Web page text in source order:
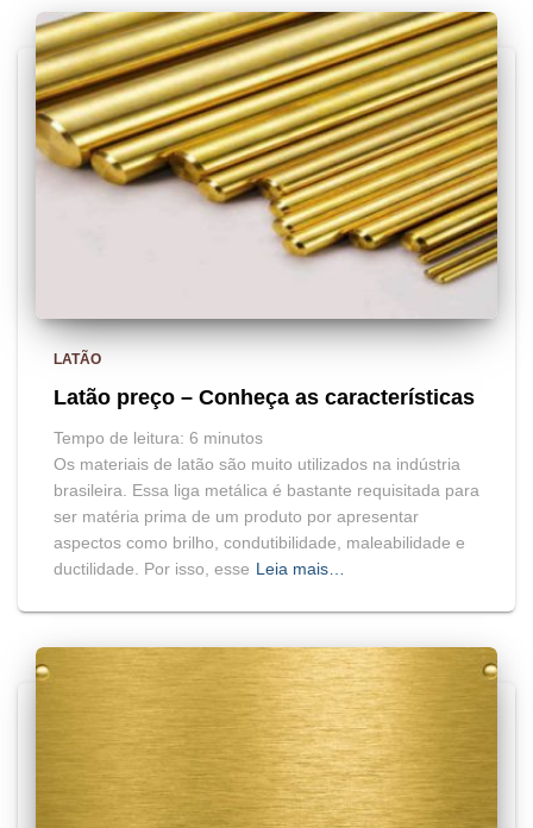
LATÃO
Latão preço – Conheça as características
Tempo de leitura: 6 minutos
Os materiais de latão são muito utilizados na indústria
brasileira. Essa liga metálica é bastante requisitada para
ser matéria prima de um produto por apresentar
aspectos como brilho, condutibilidade, maleabilidade e
ductilidade. Por isso, esse Leia mais…